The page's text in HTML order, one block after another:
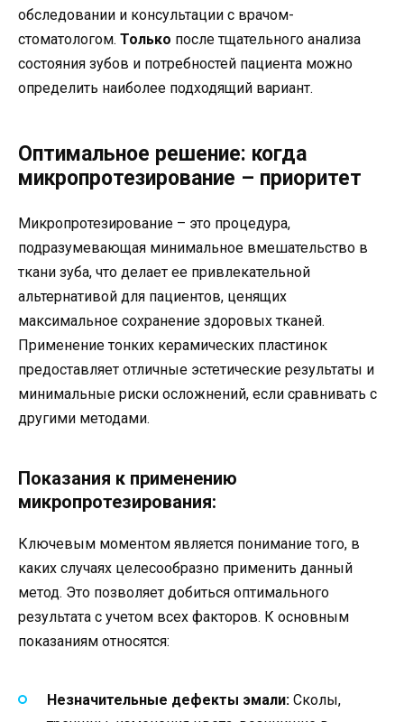
обследовании и консультации с врачом-
стоматологом. Только после тщательного анализа
состояния зубов и потребностей пациента можно
определить наиболее подходящий вариант.
Оптимальное решение: когда
микропротезирование – приоритет
Микропротезирование – это процедура,
подразумевающая минимальное вмешательство в
ткани зуба, что делает ее привлекательной
альтернативой для пациентов, ценящих
максимальное сохранение здоровых тканей.
Применение тонких керамических пластинок
предоставляет отличные эстетические результаты и
минимальные риски осложнений, если сравнивать с
другими методами.
Показания к применению
микропротезирования:
Ключевым моментом является понимание того, в
каких случаях целесообразно применить данный
метод. Это позволяет добиться оптимального
результата с учетом всех факторов. К основным
показаниям относятся:
Незначительные дефекты эмали: Сколы,